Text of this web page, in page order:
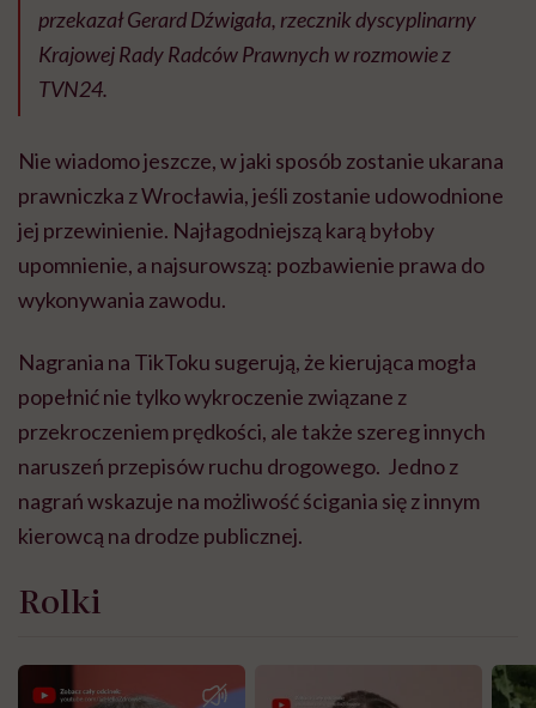
przekazał Gerard Dźwigała, rzecznik dyscyplinarny
Krajowej Rady Radców Prawnych w rozmowie z
TVN24.
Nie wiadomo jeszcze, w jaki sposób zostanie ukarana
prawniczka z Wrocławia, jeśli zostanie udowodnione
jej przewinienie. Najłagodniejszą karą byłoby
upomnienie, a najsurowszą: pozbawienie prawa do
wykonywania zawodu.
Nagrania na TikToku sugerują, że kierująca mogła
popełnić nie tylko wykroczenie związane z
przekroczeniem prędkości, ale także szereg innych
naruszeń przepisów ruchu drogowego. Jedno z
nagrań wskazuje na możliwość ścigania się z innym
kierowcą na drodze publicznej.
Rolki